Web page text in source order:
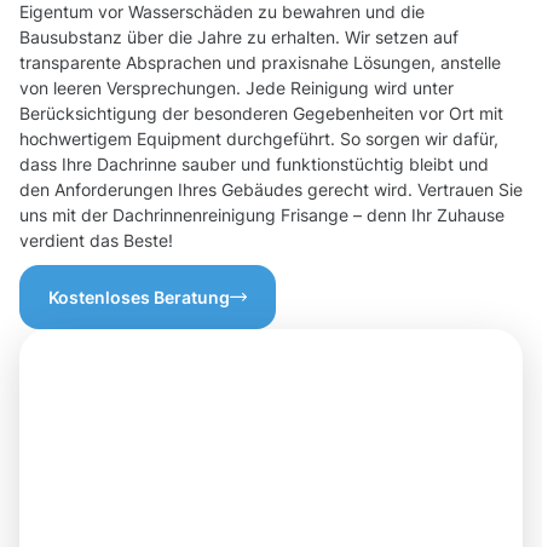
Eigentum vor Wasserschäden zu bewahren und die
Bausubstanz über die Jahre zu erhalten. Wir setzen auf
transparente Absprachen und praxisnahe Lösungen, anstelle
von leeren Versprechungen. Jede Reinigung wird unter
Berücksichtigung der besonderen Gegebenheiten vor Ort mit
hochwertigem Equipment durchgeführt. So sorgen wir dafür,
dass Ihre Dachrinne sauber und funktionstüchtig bleibt und
den Anforderungen Ihres Gebäudes gerecht wird. Vertrauen Sie
uns mit der Dachrinnenreinigung Frisange – denn Ihr Zuhause
verdient das Beste!
Kostenloses Beratung